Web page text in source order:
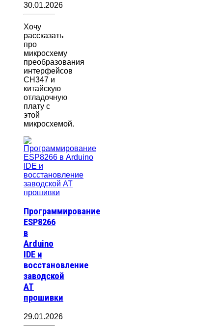
30.01.2026
Хочу
рассказать
про
микросхему
преобразования
интерфейсов
CH347 и
китайскую
отладочную
плату с
этой
микросхемой.
Программирование
ESP8266
в
Arduino
IDE и
восстановление
заводской
AT
прошивки
29.01.2026